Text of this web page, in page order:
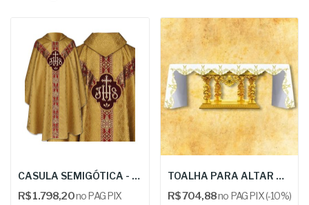
CASULA SEMIGÓTICA - KOR 84 G
R$ 1.798,20no PAG PIX
TOALHA PARA ALTAR MARIANA - URB: “Ave Maryja –...
R$ 704,88no PAG PIX (-10%)